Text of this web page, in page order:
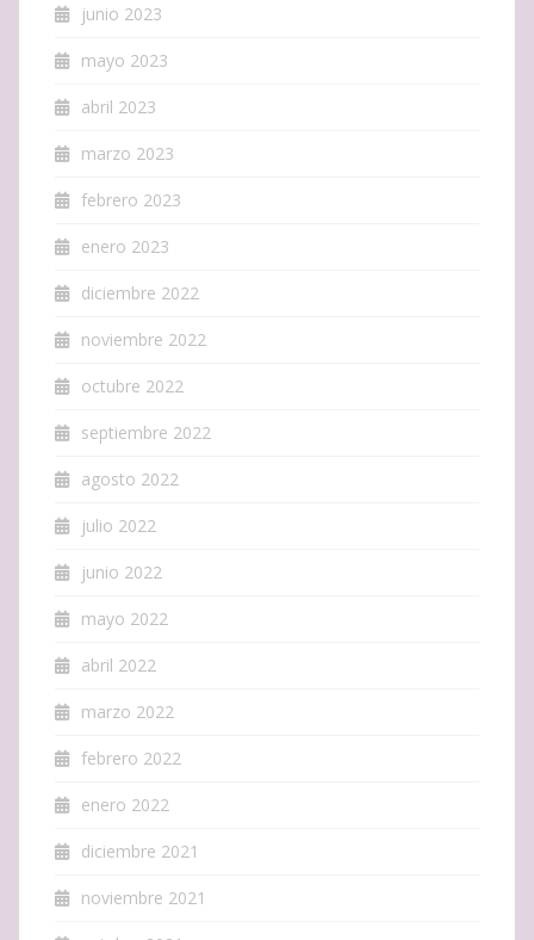
junio 2023
mayo 2023
abril 2023
marzo 2023
febrero 2023
enero 2023
diciembre 2022
noviembre 2022
octubre 2022
septiembre 2022
agosto 2022
julio 2022
junio 2022
mayo 2022
abril 2022
marzo 2022
febrero 2022
enero 2022
diciembre 2021
noviembre 2021